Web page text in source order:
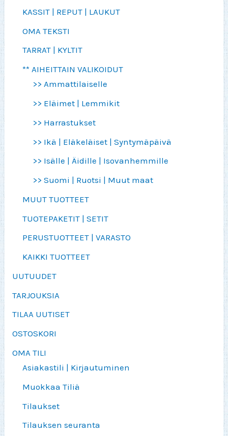
KASSIT | REPUT | LAUKUT
OMA TEKSTI
TARRAT | KYLTIT
** AIHEITTAIN VALIKOIDUT
>> Ammattilaiselle
>> Eläimet | Lemmikit
>> Harrastukset
>> Ikä | Eläkeläiset | Syntymäpäivä
>> Isälle | Äidille | Isovanhemmille
>> Suomi | Ruotsi | Muut maat
MUUT TUOTTEET
TUOTEPAKETIT | SETIT
PERUSTUOTTEET | VARASTO
KAIKKI TUOTTEET
UUTUUDET
TARJOUKSIA
TILAA UUTISET
OSTOSKORI
OMA TILI
Asiakastili | Kirjautuminen
Muokkaa Tiliä
Tilaukset
Tilauksen seuranta